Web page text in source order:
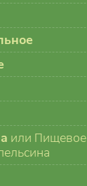
или Пищевое